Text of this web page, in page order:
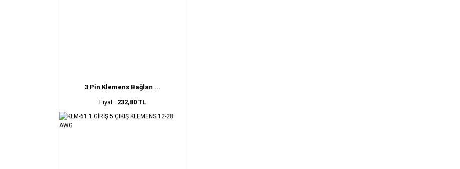
3 Pin Klemens Bağlan ...
Fiyat : 232,80 TL